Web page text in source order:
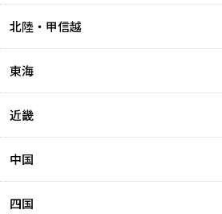
北陸・甲信越
東海
近畿
中国
四国